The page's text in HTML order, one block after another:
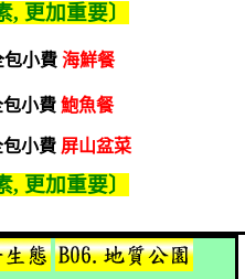
, 更加重要〕
包小費 海鮮餐
包小費 鮑魚餐
包小費 屏山盆菜
, 更加重要〕